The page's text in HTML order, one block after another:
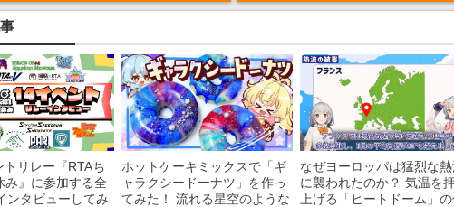
トリレー『RTAち
み』に参加する全
ンタビューしてみ
ホットケーキミックスで「ギ
ャラクシードーナツ」を作っ
てみた！ 流れる星空のような
なぜヨーロッパは猛烈な熱
に襲われたのか？ 気温を
上げる「ヒートドーム」